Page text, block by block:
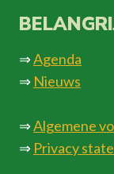
⇒Agenda
⇒ Nieuws
⇒Algemene
⇒ Privacy